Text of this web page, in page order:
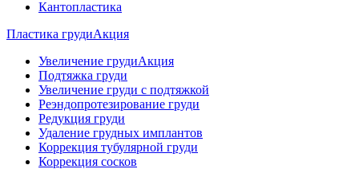
Кантопластика
Пластика грудиАкция
Увеличение грудиАкция
Подтяжка груди
Увеличение груди с подтяжкой
Реэндопротезирование груди
Редукция груди
Удаление грудных имплантов
Коррекция тубулярной груди
Коррекция сосков